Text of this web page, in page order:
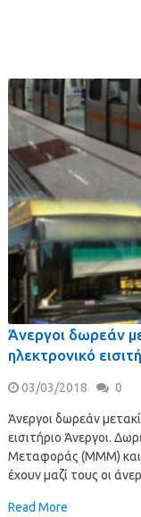
Άνεργοι δωρεάν
ηλεκτρονικό
03/03/2018 0
Άνεργοι δωρεάν
εισιτήριο Άνεργοι.
Μεταφοράς (ΜΜΜ) και
έχουν μαζί τους οι
Read More